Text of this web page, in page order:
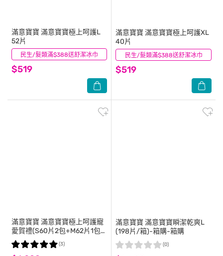
民生/髮類滿$388送舒潔冰巾
滿意寶寶 滿意寶寶極上呵護L
52片
$519
(1) 民生/髮類滿$388送舒潔冰巾
滿意寶寶 滿意寶寶極上呵護XL
40片
$519
(0)
滿意寶寶 滿意寶寶極上呵護寵
愛賀禮(S60片2包+M62片1包)-
箱購
(3)
滿意寶寶 滿意寶寶瞬潔乾爽L
(198片/箱)-箱購-箱購
(0)